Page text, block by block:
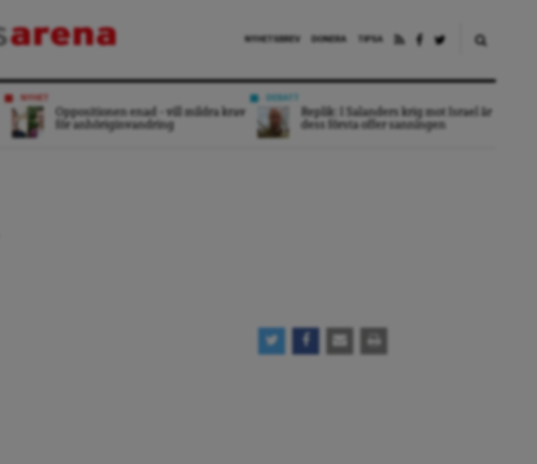
NYHETSBREV DONERA TIPSA
NYHET
Oppositionen enad – vill mildra krav
för anhöriginvandring
Replik: I Salanders krig mot Israel är
dess första offer sanningen